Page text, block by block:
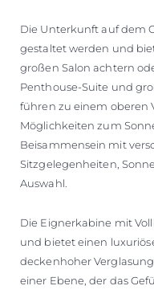
Die Unterkunft auf dem
gestaltet werden und
großen Salon achtern
Penthouse-Suite und
führen zu einem oberen
Möglichkeiten zum
Beisammensein mit
Sitzgelegenheiten,
Auswahl.
Die Eignerkabine mit
und bietet einen
deckenhoher
einer Ebene, der das